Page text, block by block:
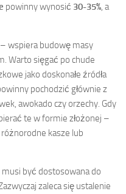
powinny wynosić 30-35% , a
wspiera budowę masy
Warto sięgać po chude
jako doskonałe źródła
pochodzić głównie z
awokado czy orzechy. Gdy
te w formie złożonej –
różnorodne kasze lub
być dostosowana do
zaleca się ustalenie